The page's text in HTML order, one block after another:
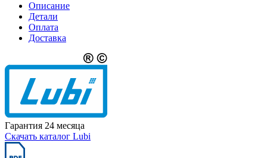
Описание
Детали
Оплата
Доставка
Гарантия 24 месяца
Скачать каталог Lubi